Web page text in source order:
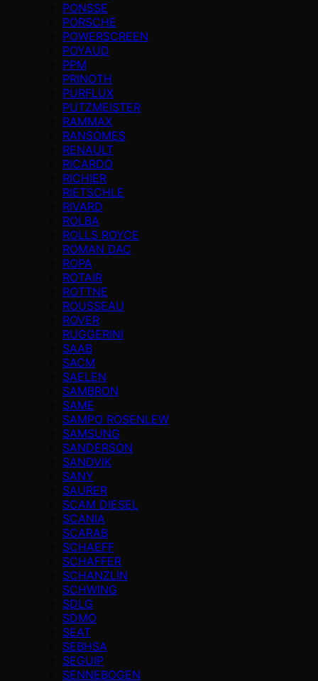
PONSSE
PORSCHE
POWERSCREEN
POYAUD
PPM
PRINOTH
PURFLUX
PUTZMEISTER
RAMMAX
RANSOMES
RENAULT
RICARDO
RICHIER
RIETSCHLE
RIVARD
ROLBA
ROLLS ROYCE
ROMAN DAC
ROPA
ROTAIR
ROTTNE
ROUSSEAU
ROVER
RUGGERINI
SAAB
SACM
SAELEN
SAMBRON
SAME
SAMPO ROSENLEW
SAMSUNG
SANDERSON
SANDVIK
SANY
SAURER
SCAM DIESEL
SCANIA
SCARAB
SCHAEFF
SCHAFFER
SCHANZLIN
SCHWING
SDLG
SDMO
SEAT
SEBHSA
SEGUIP
SENNEBOGEN